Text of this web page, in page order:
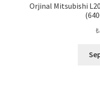
Orjinal Mitsubishi
₺